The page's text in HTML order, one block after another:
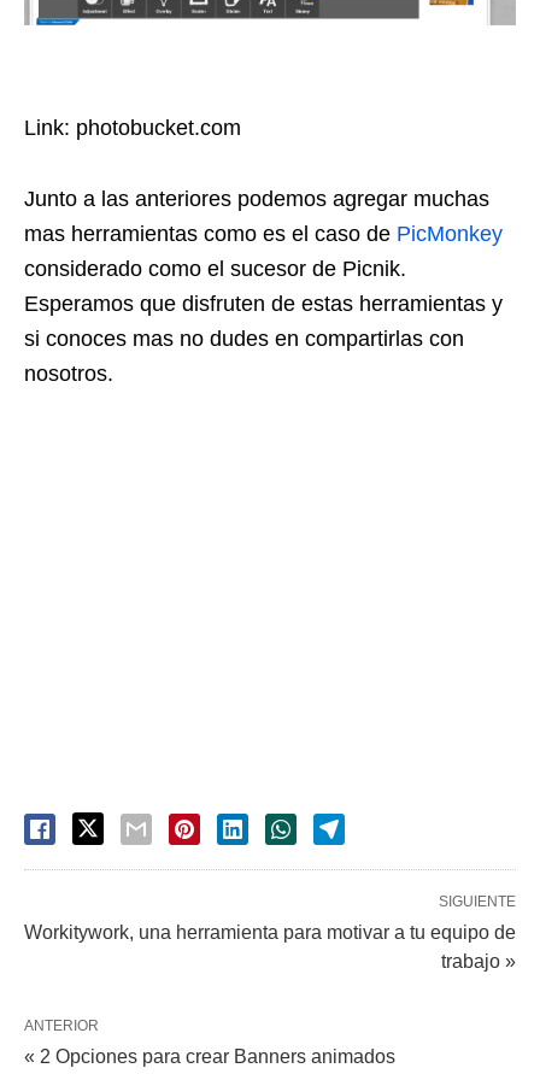
Link: photobucket.com
Junto a las anteriores podemos agregar muchas
mas herramientas como es el caso de PicMonkey
considerado como el sucesor de Picnik.
Esperamos que disfruten de estas herramientas y
si conoces mas no dudes en compartirlas con
nosotros.
SIGUIENTE
Workitywork, una herramienta para motivar a tu equipo de
trabajo »
ANTERIOR
« 2 Opciones para crear Banners animados